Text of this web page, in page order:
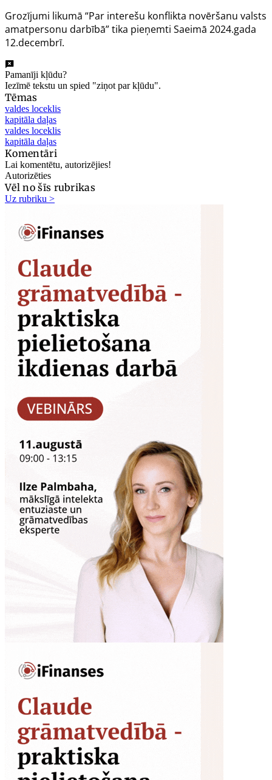
Grozījumi likumā “Par interešu konflikta novēršanu valsts
amatpersonu darbībā” tika pieņemti Saeimā 2024.gada
12.decembrī.
Pamanīji kļūdu?
Iezīmē tekstu un spied "ziņot par kļūdu".
Tēmas
valdes loceklis
kapitāla daļas
valdes loceklis
kapitāla daļas
Komentāri
Lai komentētu, autorizējies!
Autorizēties
Vēl no šīs rubrikas
Uz rubriku >